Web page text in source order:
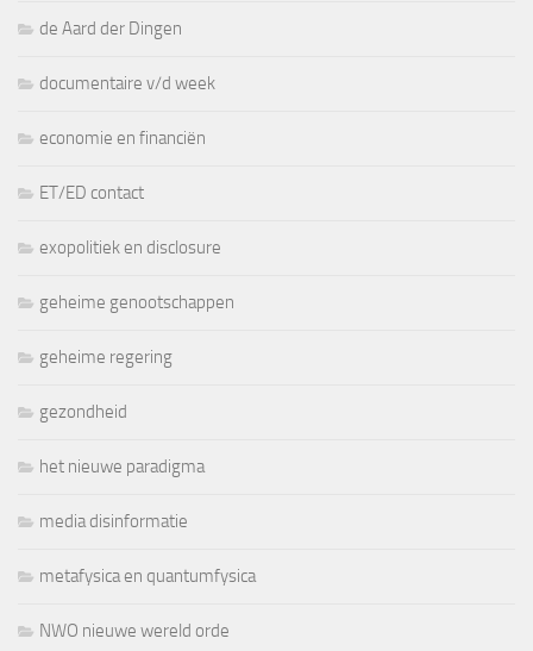
de Aard der Dingen
documentaire v/d week
economie en financiën
ET/ED contact
exopolitiek en disclosure
geheime genootschappen
geheime regering
gezondheid
het nieuwe paradigma
media disinformatie
metafysica en quantumfysica
NWO nieuwe wereld orde